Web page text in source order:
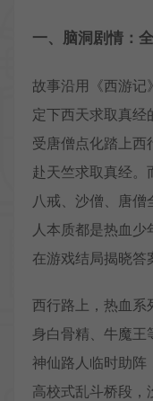
一、脑洞剧情：
故事沿用《西游记
定下西天求取真经
受唐僧点化踏上西
赴天竺求取真经。
八戒、沙僧、唐
人本质都是热血
在游戏结局揭晓答
西行路上，热血系
身白骨精、牛魔王
神仙路人临时助阵
高校式乱斗桥段，